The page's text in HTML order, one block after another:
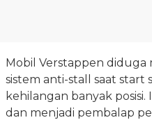
Mobil Verstappen
sistem anti-stall saat
kehilangan banyak
dan menjadi pembalap